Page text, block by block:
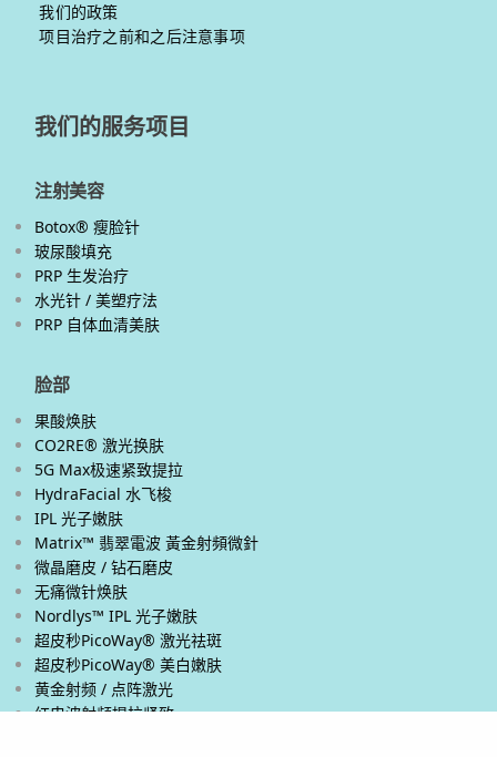
我们的政策
项目治疗之前和之后注意事项
我们的服务项目
注射美容
Botox® 瘦脸针
玻尿酸填充
PRP 生发治疗
水光针 / 美塑疗法
PRP 自体血清美肤
脸部
果酸焕肤
CO2RE® 激光换肤
5G Max极速紧致提拉
HydraFacial 水飞梭
IPL 光子嫩肤
Matrix™ 翡翠電波 黃金射頻微針
微晶磨皮 / 钻石磨皮
无痛微针焕肤
Nordlys™ IPL 光子嫩肤
超皮秒PicoWay® 激光祛斑
超皮秒PicoWay® 美白嫩肤
黄金射频 / 点阵激光
红电波射频提拉紧致